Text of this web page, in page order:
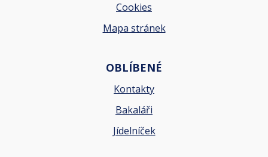
Cookies
Mapa stránek
OBLÍBENÉ
Kontakty
Bakaláři
Jídelníček